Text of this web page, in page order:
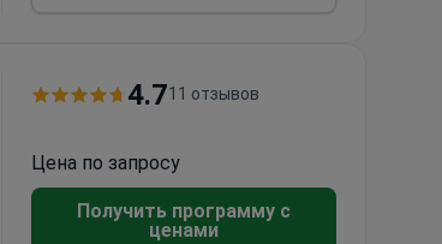
4.711 отзывов
Цена по запросу
Получить программу с
ценами